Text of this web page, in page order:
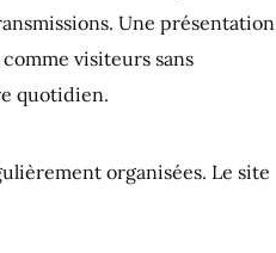
Une présentation
visiteurs sans
quotidien.
organisées. Le site